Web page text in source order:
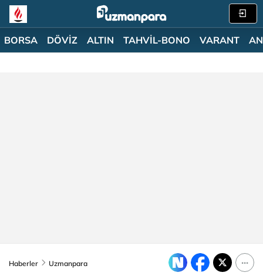
BORSA DÖVİZ ALTIN TAHVİL-BONO VARANT
Haberler Uzmanpara